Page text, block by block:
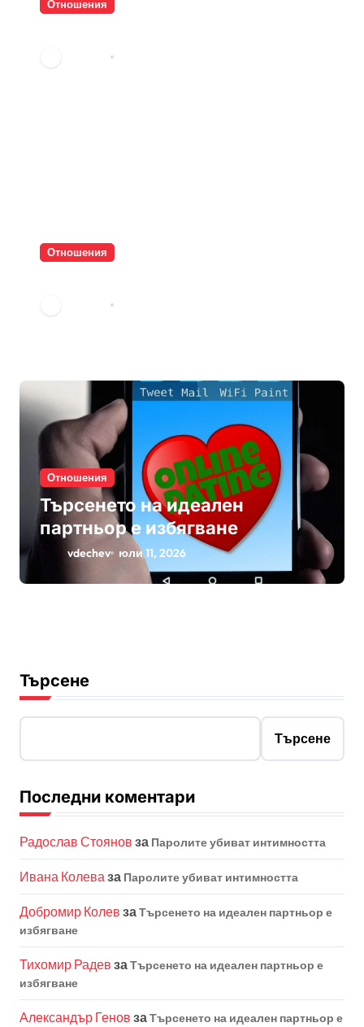
Отношения
Отношения
Отношения
Търсенето на идеален
партньор е избягване
vdechev юли 11, 2026
Търсене
Търсене
Последни коментари
Радослав Стоянов за Паролите убиват интимността
Ивана Колева за Паролите убиват интимността
Добромир Колев заТърсенето на идеален партньор е
избягване
Тихомир Радев заТърсенето на идеален партньор е
избягване
Александър Генов заТърсенето на идеален партньор е